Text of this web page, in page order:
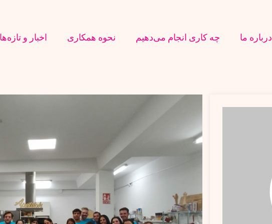
درباره ما چه کاری انجام می‌دهیم نحوه همکاری اخبار و تازه‌ها